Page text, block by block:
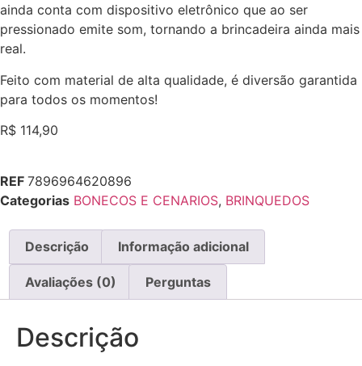
ainda conta com dispositivo eletrônico que ao ser
pressionado emite som, tornando a brincadeira ainda mais
real.
Feito com material de alta qualidade, é diversão garantida
para todos os momentos!
R$ 114,90
REF 7896964620896
Categorias BONECOS E CENARIOS, BRINQUEDOS
Descrição Informação adicional
Avaliações (0) Perguntas
Descrição